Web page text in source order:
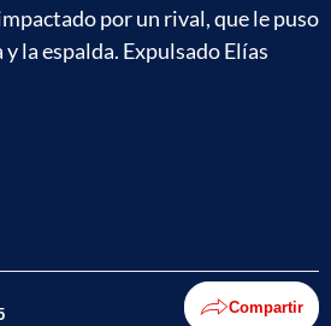
por un rival, que le puso
la espalda. Expulsado Elías
Compartir